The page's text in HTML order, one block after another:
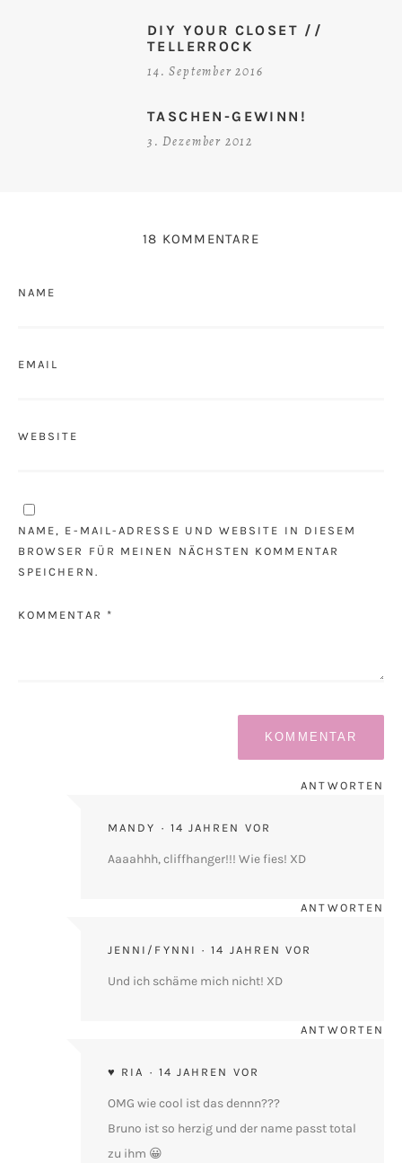
DIY YOUR CLOSET //
TELLERROCK
14. September 2016
TASCHEN-GEWINN!
3. Dezember 2012
18 KOMMENTARE
NAME
EMAIL
WEBSITE
NAME, E-MAIL-ADRESSE UND WEBSITE IN DIESEM
BROWSER FÜR MEINEN NÄCHSTEN KOMMENTAR
SPEICHERN.
KOMMENTAR *
MANDY 14 JAHREN VOR
ANTWORTEN
Aaaahhh, cliffhanger!!! Wie fies! XD
JENNI/FYNNI 14 JAHREN VOR
ANTWORTEN
Und ich schäme mich nicht! XD
♥ RIA 14 JAHREN VOR
ANTWORTEN
OMG wie cool ist das dennn???
Bruno ist so herzig und der name passt total
zu ihm 😀